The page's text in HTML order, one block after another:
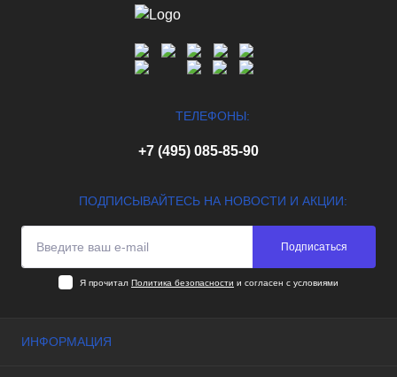
ТЕЛЕФОНЫ:
+7 (495) 085-85-90
ПОДПИСЫВАЙТЕСЬ НА НОВОСТИ И АКЦИИ:
Подписаться
Я прочитал Политика безопасности и согласен с условиями
ИНФОРМАЦИЯ